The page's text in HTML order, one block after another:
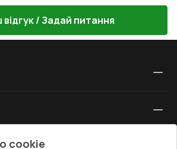
/ Задай питання
cookie